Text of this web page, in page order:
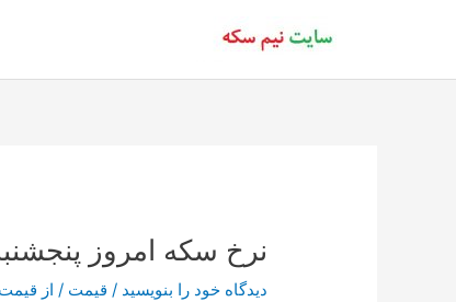
نرخ سکه امروز پنجشنبه
دیدگاه‌ خود را بنویسید / قیمت / از قیمت